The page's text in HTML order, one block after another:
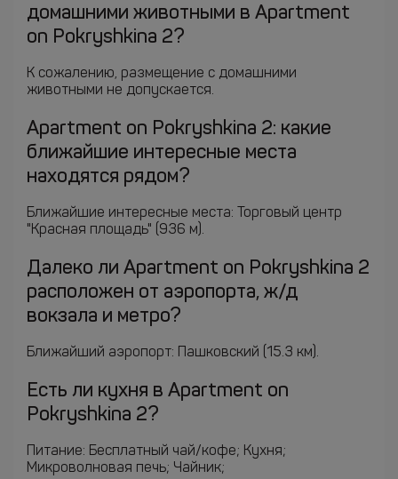
домашними животными в Apartment
on Pokryshkina 2?
К сожалению, размещение с домашними
животными не допускается.
Apartment on Pokryshkina 2: какие
ближайшие интересные места
находятся рядом?
Ближайшие интересные места: Торговый центр
"Красная площадь" (936 м).
Далеко ли Apartment on Pokryshkina 2
расположен от аэропорта, ж/д
вокзала и метро?
Ближайший аэропорт: Пашковский (15.3 км).
Есть ли кухня в Apartment on
Pokryshkina 2?
Питание: Бесплатный чай/кофе; Кухня;
Микроволновая печь; Чайник;